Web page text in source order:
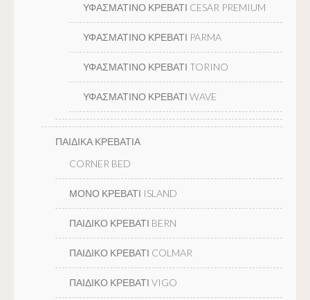
ΥΦΑΣΜΑΤΙΝΟ ΚΡΕΒΑΤΙ CESAR PREMIUM
ΥΦΑΣΜΑΤΙΝΟ ΚΡΕΒΑΤΙ PARMA
ΥΦΑΣΜΑΤΙΝΟ ΚΡΕΒΑΤΙ TORINO
ΥΦΑΣΜΑΤΙΝΟ ΚΡΕΒΑΤΙ WAVE
ΠΑΙΔΙΚΑ ΚΡΕΒΑΤΙΑ
CORNER BED
ΜΟΝΟ ΚΡΕΒΑΤΙ ISLAND
ΠΑΙΔΙΚΟ ΚΡΕΒΑΤΙ BERN
ΠΑΙΔΙΚΟ ΚΡΕΒΑΤΙ COLMAR
ΠΑΙΔΙΚΟ ΚΡΕΒΑΤΙ VIGO